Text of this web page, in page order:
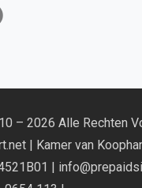
– 2026 Alle Rechten
| Kamer van
|